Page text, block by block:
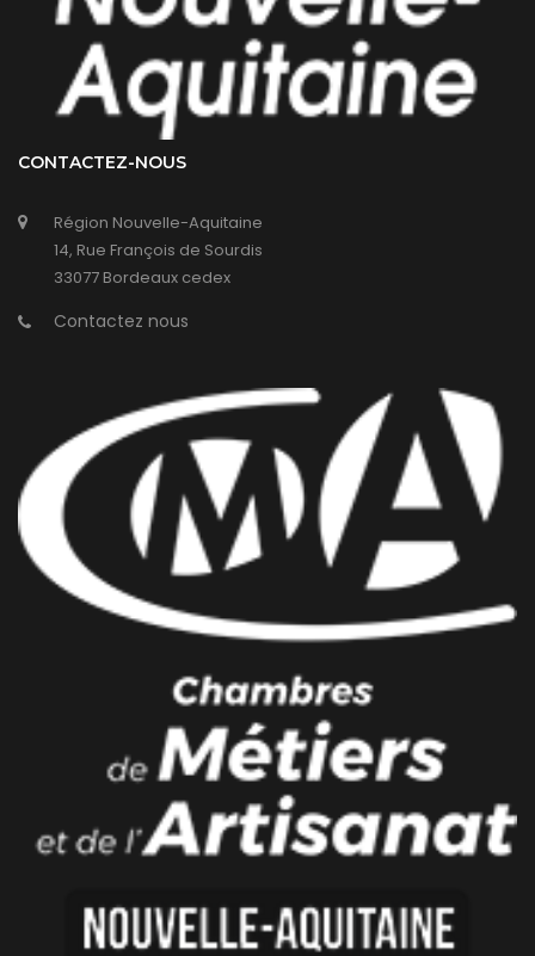
CONTACTEZ-NOUS
Région Nouvelle-Aquitaine
14, Rue François de Sourdis
33077 Bordeaux cedex
Contactez nous